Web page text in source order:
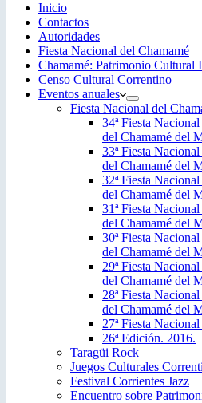
Inicio
Contactos
Autoridades
Fiesta Nacional del Chamamé
Chamamé: Patrimonio Cultural
Censo Cultural Correntino
Eventos anuales
Fiesta Nacional del
34ª Fiesta
del Chamamé del
33ª Fiesta
del Chamamé del
32ª Fiesta
del Chamamé del
31ª Fiesta
del Chamamé del
30ª Fiesta
del Chamamé del
29ª Fiesta
del Chamamé del
28ª Fiesta
del Chamamé del
27ª Fiesta
26ª Edición. 2016.
Taragüi Rock
Juegos Culturales
Festival Corrientes Jazz
Encuentro sobre